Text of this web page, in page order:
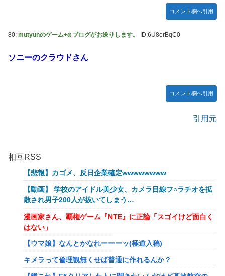
コメント欄へ引用
80: mutyunのゲーム+α ブログがお送りします。 ID:6U8erBqC0
ソニーのクラウドさん
コメント欄へ引用
引用元
相互RSS
【悲報】カゴメ、反日企業確定wwwwwwww
【動画】 学校のアイドル美少女、カメラ目線フ○ラチオを拡
散され男子200人が抜いてしまう…
漫画家さん、覇権ゲーム『NTE』に正論「スゴイけど面白く
はない」
【ウマ娘】なんとかなれーーーッ(極道入稿)
キメラって倫理観無くせば普通に作れるんか？